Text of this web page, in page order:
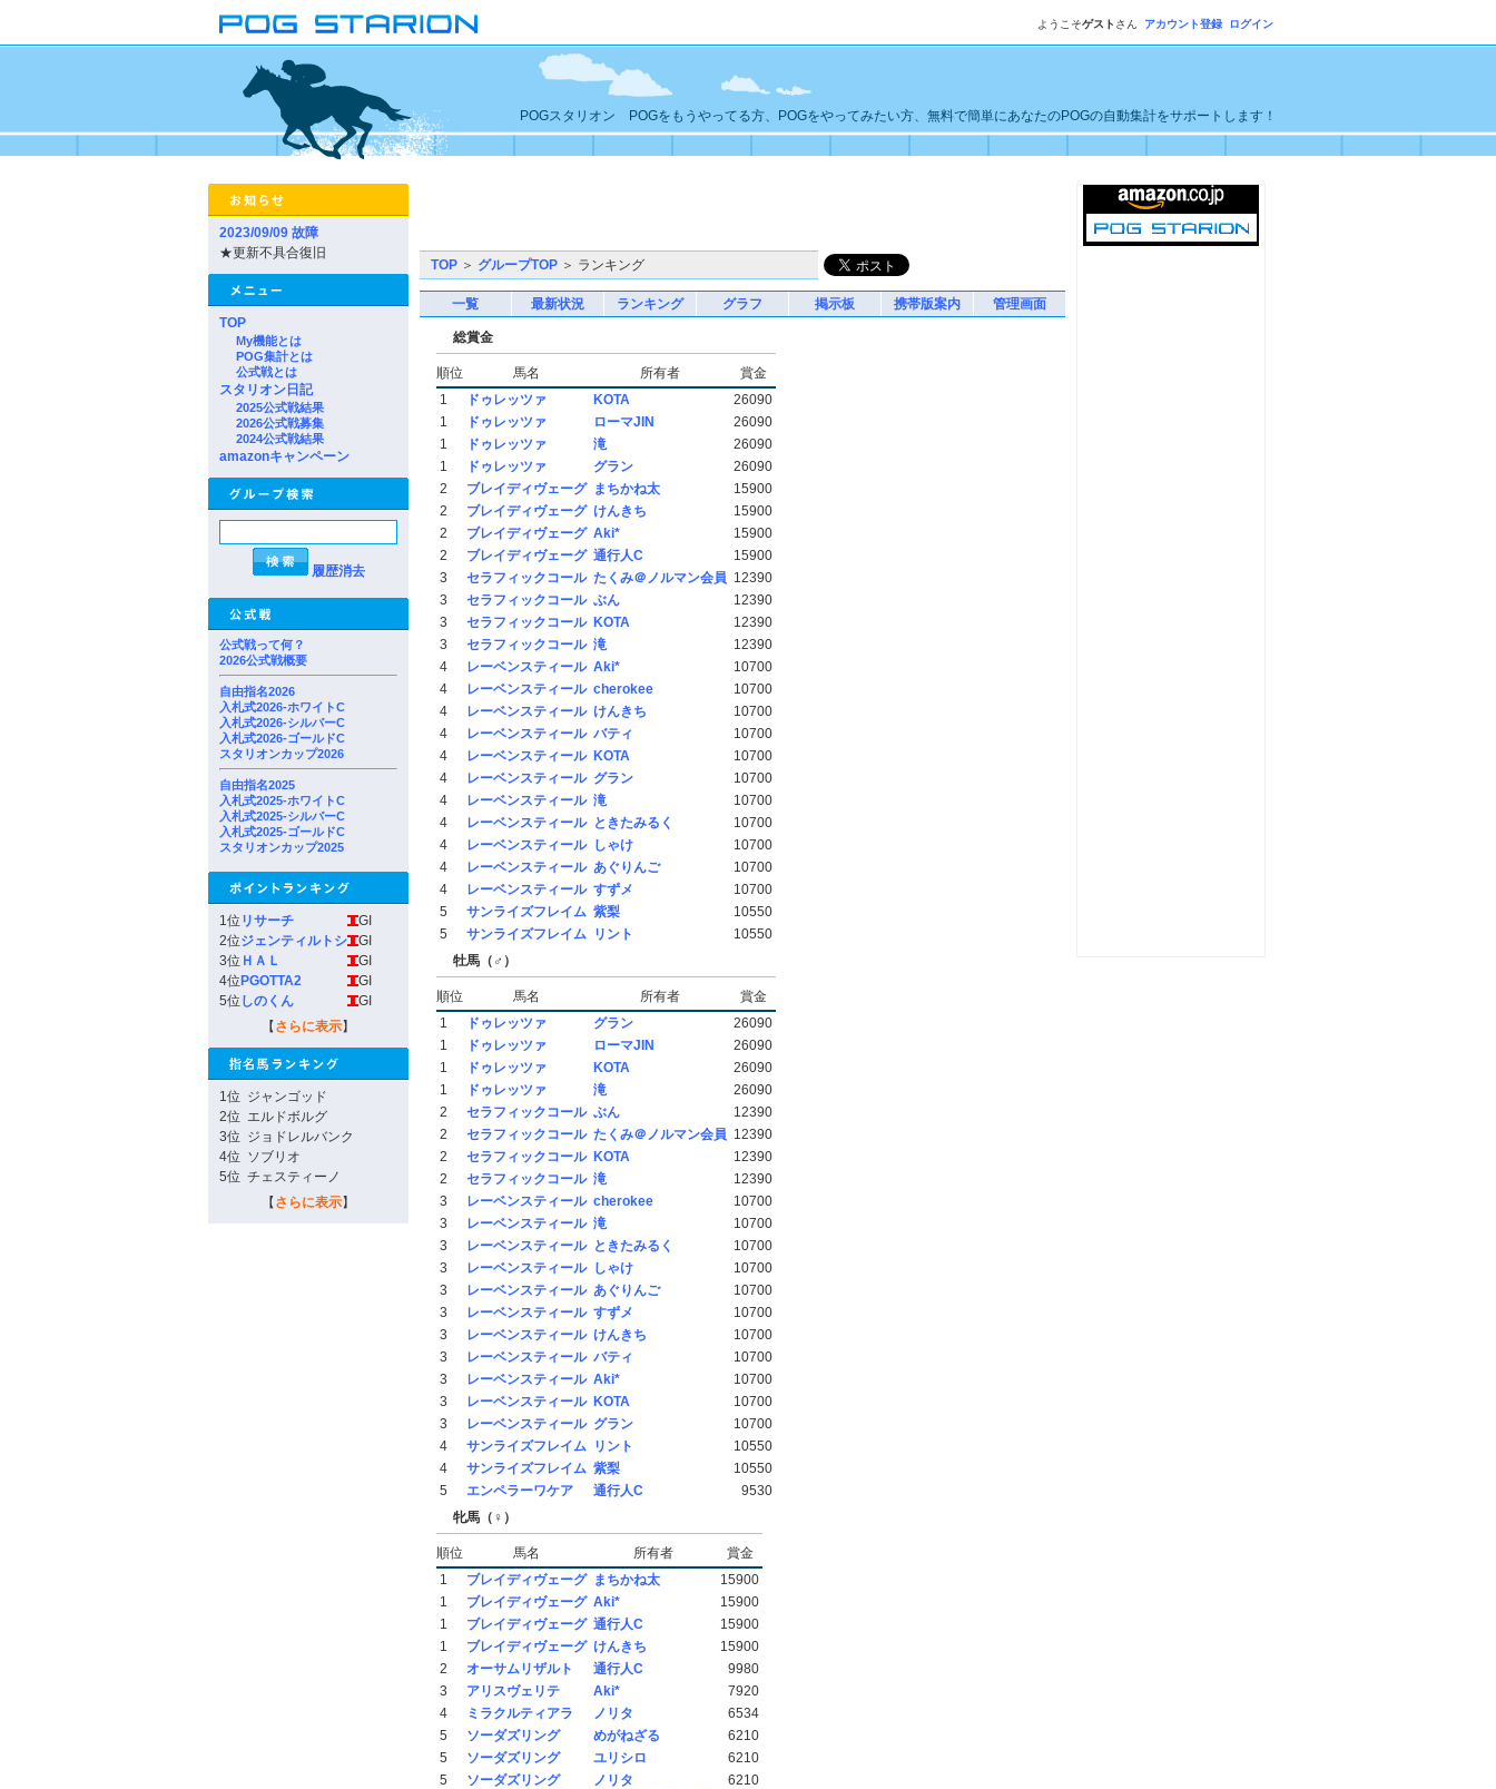
ようこそゲスト さん アカウント登録 ログイン
POGスタリオン POGをもうやってる方、POGをやってみたい方、無料で簡単にあなたのPOGの自動集計をサポートします！
2023/09/09 故障
★更新不具合復旧
TOP
My機能とは
POG集計とは
公式戦とは
スタリオン日記
2025公式戦結果
2026公式戦募集
2024公式戦結果
amazonキャンペーン
履歴消去
公式戦って何？
2026公式戦概要
自由指名2026
入札式2026-ホワイトC
入札式2026-シルバーC
入札式2026-ゴールドC
スタリオンカップ2026
自由指名2025
入札式2025-ホワイトC
入札式2025-シルバーC
入札式2025-ゴールドC
スタリオンカップ2025
1位 リサーチ
GI
2位ジェンティルトシ
GI
3位 ＨＡＬ
GI
4位 PGOTTA2
GI
5位 しのくん
GI
【 さらに表示】
1位 ジャンゴッド
2位 エルドボルグ
3位 ジョドレルバンク
4位 ソブリオ
5位 チェスティーノ
【 さらに表示】
TOP ＞ グループTOP ＞ ランキング
一覧 最新状況 ランキング グラフ 掲示板 携帯版案内 管理画面
総賞金
順位 馬名 所有者
賞金
1
ドゥレッツァ KOTA
26090
1
ドゥレッツァ ローマJIN
26090
1
ドゥレッツァ 滝
26090
1
ドゥレッツァ グラン
26090
2
ブレイディヴェーグ まちかね太
15900
2
ブレイディヴェーグ けんきち
15900
2
ブレイディヴェーグ Aki*
15900
2
ブレイディヴェーグ 通行人C
15900
3
セラフィックコール たくみ＠ノルマン会員 12390
3
セラフィックコール ぶん
12390
3
セラフィックコール KOTA
12390
3
セラフィックコール 滝
12390
4
レーベンスティール Aki*
10700
4
レーベンスティール cherokee
10700
4
レーベンスティール けんきち
10700
4
レーベンスティール バティ
10700
4
レーベンスティール KOTA
10700
4
レーベンスティール グラン
10700
4
レーベンスティール 滝
10700
4
レーベンスティール ときたみるく
10700
4
レーベンスティール しゃけ
10700
4
レーベンスティール あぐりんご
10700
4
レーベンスティール すずメ
10700
5
サンライズフレイム 紫梨
10550
5
サンライズフレイム リント
10550
牡馬（♂）
順位 馬名 所有者
賞金
1
ドゥレッツァ グラン
26090
1
ドゥレッツァ ローマJIN
26090
1
ドゥレッツァ KOTA
26090
1
ドゥレッツァ 滝
26090
2
セラフィックコール ぶん
12390
2
セラフィックコール たくみ＠ノルマン会員 12390
2
セラフィックコール KOTA
12390
2
セラフィックコール 滝
12390
3
レーベンスティール cherokee
10700
3
レーベンスティール 滝
10700
3
レーベンスティール ときたみるく
10700
3
レーベンスティール しゃけ
10700
3
レーベンスティール あぐりんご
10700
3
レーベンスティール すずメ
10700
3
レーベンスティール けんきち
10700
3
レーベンスティール バティ
10700
3
レーベンスティール Aki*
10700
3
レーベンスティール KOTA
10700
3
レーベンスティール グラン
10700
4
サンライズフレイム リント
10550
4
サンライズフレイム 紫梨
10550
5
エンペラーワケア 通行人C
9530
牝馬（♀）
順位 馬名 所有者
賞金
1
ブレイディヴェーグ まちかね太
15900
1
ブレイディヴェーグ Aki*
15900
1
ブレイディヴェーグ 通行人C
15900
1
ブレイディヴェーグ けんきち
15900
2
オーサムリザルト 通行人C
9980
3
アリスヴェリテ Aki*
7920
4
ミラクルティアラ ノリタ
6534
5
ソーダズリング めがねざる
6210
5
ソーダズリング ユリシロ
6210
5
ソーダズリング ノリタ
6210